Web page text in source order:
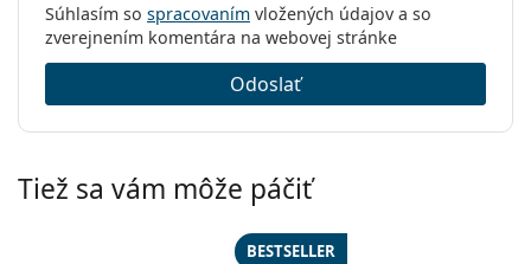
Súhlasím so spracovaním vložených údajov a so
zverejnením komentára na webovej stránke
Odoslať
Tiež sa vám môže páčiť
BESTSELLER